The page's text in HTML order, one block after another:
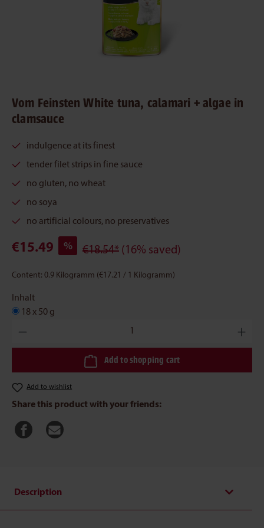
Vom Feinsten White tuna, calamari + algae in
clamsauce
indulgence at its finest
tender filet strips in fine sauce
no gluten, no wheat
no soya
no artificial colours, no preservatives
€15.49 % €18.54* (16% saved)
Content: 0.9 Kilogramm (€17.21 / 1 Kilogramm)
Inhalt
18 x 50 g
Product Quantity: Enter the desired amount or use the buttons
Add to shopping cart
Add to wishlist
Share this product with your friends:
Description